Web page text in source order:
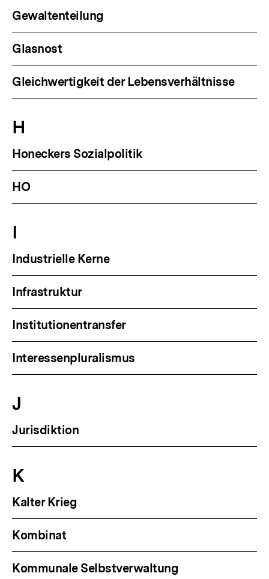
Gewaltenteilung
Glasnost
Gleichwertigkeit der Lebensverhältnisse
H
Honeckers Sozialpolitik
HO
I
Industrielle Kerne
Infrastruktur
Institutionentransfer
Interessenpluralismus
J
Jurisdiktion
K
Kalter Krieg
Kombinat
Kommunale Selbstverwaltung